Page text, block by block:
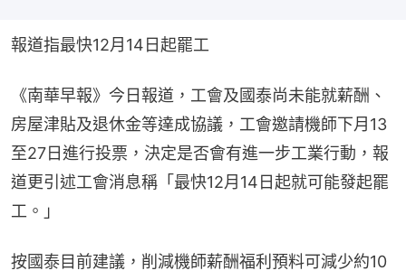
報道指最快12月14日起罷工
《南華早報》今日報道，工會及國泰尚未能就薪酬、
房屋津貼及退休金等達成協議，工會邀請機師下月13
至27日進行投票，決定是否會有進一步工業行動，報
道更引述工會消息稱「最快12月14日起就可能發起罷
工。」
按國泰目前建議，削減機師薪酬福利預料可減少約10